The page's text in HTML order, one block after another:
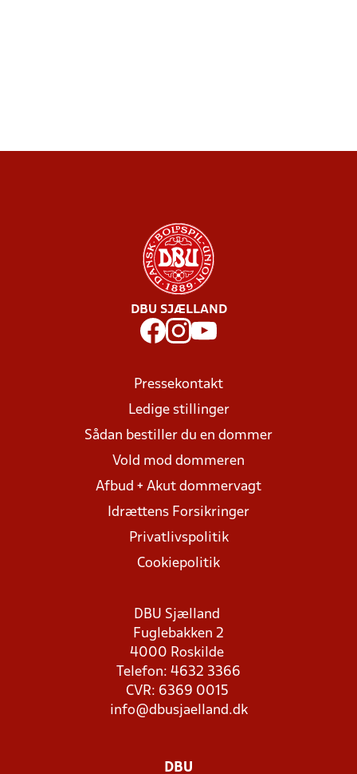
DBU SJÆLLAND
Pressekontakt
Ledige stillinger
Sådan bestiller du en dommer
Vold mod dommeren
Afbud + Akut dommervagt
Idrættens Forsikringer
Privatlivspolitik
Cookiepolitik
DBU Sjælland
Fuglebakken 2
4000 Roskilde
Telefon: 4632 3366
CVR: 6369 0015
info@dbusjaelland.dk
DBU